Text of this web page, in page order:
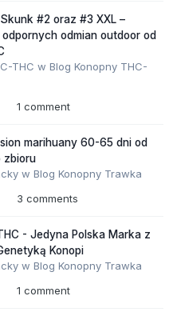
Skunk #2 oraz #3 XXL –
odmian outdoor od
THC w Blog Konopny THC-
1 comment
marihuany 60-65 dni od
zbioru
w Blog Konopny Trawka
3 comments
- Jedyna Polska Marka z
Konopi
w Blog Konopny Trawka
1 comment